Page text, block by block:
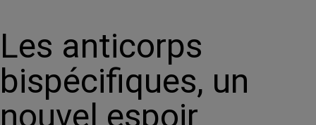
Les anticorps
bispécifiques, un
nouvel espoir